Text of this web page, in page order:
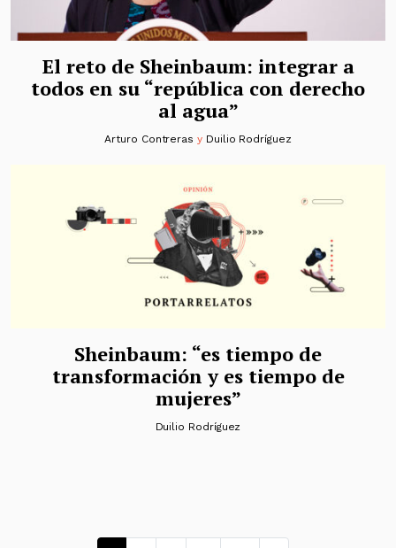
El reto de Sheinbaum: integrar a
todos en su “república con derecho
al agua”
Arturo Contreras y Duilio Rodríguez
Sheinbaum: “es tiempo de
transformación y es tiempo de
mujeres”
Duilio Rodríguez